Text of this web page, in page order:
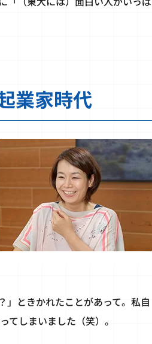
業家時代
」ときかれたことがあって。私自
しまいました（笑）。